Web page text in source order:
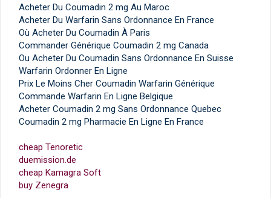
Acheter Du Coumadin 2 mg Au Maroc
Acheter Du Warfarin Sans Ordonnance En France
Où Acheter Du Coumadin À Paris
Commander Générique Coumadin 2 mg Canada
Ou Acheter Du Coumadin Sans Ordonnance En Suisse
Warfarin Ordonner En Ligne
Prix Le Moins Cher Coumadin Warfarin Générique
Commande Warfarin En Ligne Belgique
Acheter Coumadin 2 mg Sans Ordonnance Quebec
Coumadin 2 mg Pharmacie En Ligne En France
cheap Tenoretic
duemission.de
cheap Kamagra Soft
buy Zenegra